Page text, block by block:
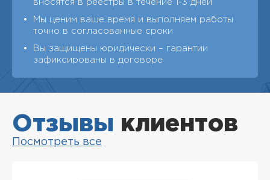
вносятся в реестры в течение 1-3 дней
Мы ценим ваше время и выполняем работы
точно в согласованные сроки
Вы защищены юридически – гарантии
зафиксированы в договоре
Отзывы клиентов
Посмотреть все